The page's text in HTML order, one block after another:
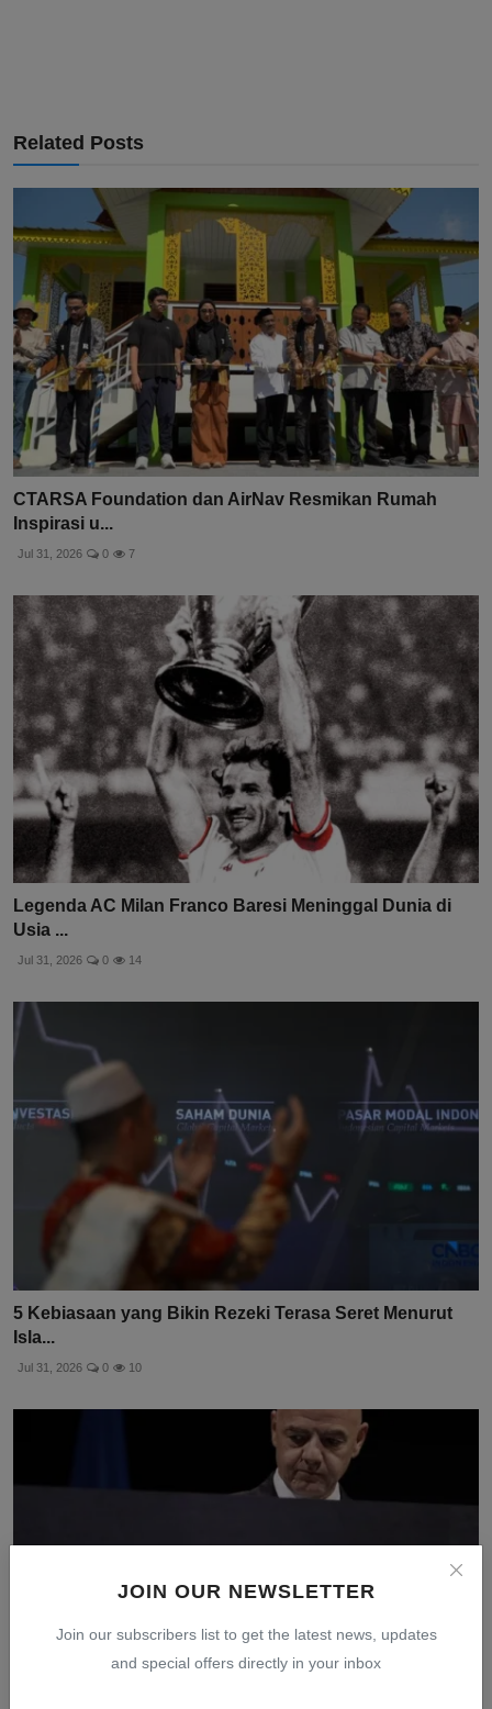
JOIN OUR NEWSLETTER
Join our subscribers list to get the latest news, updates
and special offers directly in your inbox
Related Posts
CTARSA Foundation dan AirNav Resmikan Rumah
Inspirasi u...
Jul 31, 2026 0 7
Legenda AC Milan Franco Baresi Meninggal Dunia di
Usia ...
Jul 31, 2026 0 14
5 Kebiasaan yang Bikin Rezeki Terasa Seret Menurut
Isla...
Jul 31, 2026 0 10